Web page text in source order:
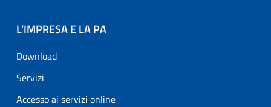
L’IMPRESA E LA PA
Download
Servizi
Accesso ai servizi online